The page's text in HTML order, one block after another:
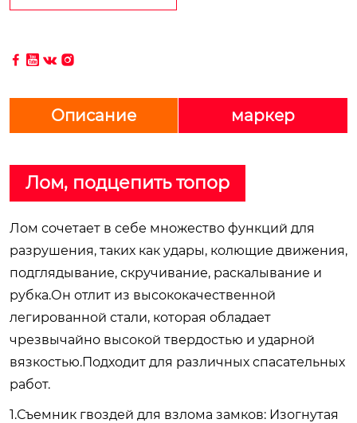
   
Описание маркер
Лом, подцепить топор
Лом сочетает в себе множество функций для
разрушения, таких как удары, колющие движения,
подглядывание, скручивание, раскалывание и
рубка.Он отлит из высококачественной
легированной стали, которая обладает
чрезвычайно высокой твердостью и ударной
вязкостью.Подходит для различных спасательных
работ.
1.Съемник гвоздей для взлома замков: Изогнутая